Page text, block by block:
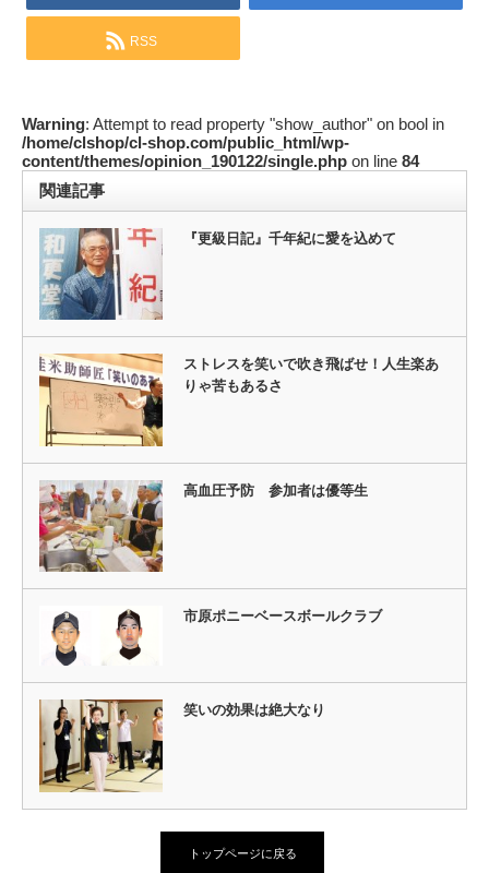
RSS
Warning: Attempt to read property "show_author" on bool in
/home/clshop/cl-shop.com/public_html/wp-
content/themes/opinion_190122/single.php on line 84
関連記事
『更級日記』千年紀に愛を込めて
ストレスを笑いで吹き飛ばせ！人生楽あ
りゃ苦もあるさ
高血圧予防 参加者は優等生
市原ポニーベースボールクラブ
笑いの効果は絶大なり
トップページに戻る